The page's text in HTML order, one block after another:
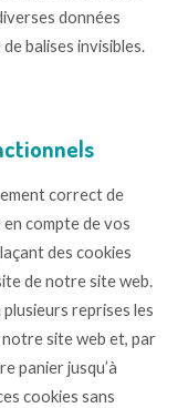
données
balises invisibles.
correct de
compte de vos
des cookies
de notre site web.
plusieurs reprises les
site web et, par
panier jusqu’à
cookies sans